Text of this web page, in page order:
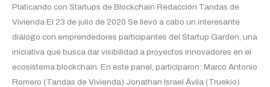
Platicando con Startups de Blockchain Redacción Tandas de
Vivienda El 23 de julio de 2020 Se llevó a cabo un interesante
diálogo con emprendedores participantes del Startup Garden, una
iniciativa que busca dar visibilidad a proyectos innovadores en el
ecosistema blockchain. En este panel, participaron: Marco Antonio
Romero (Tandas de Vivienda) Jonathan Israel Ávila (Truekio)